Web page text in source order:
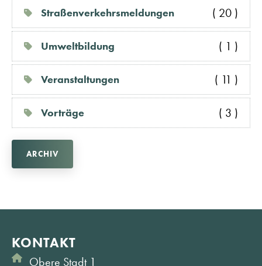
Straßenverkehrsmeldungen ( 20 )
Umweltbildung ( 1 )
Veranstaltungen ( 11 )
Vorträge ( 3 )
ARCHIV
KONTAKT
Obere Stadt 1